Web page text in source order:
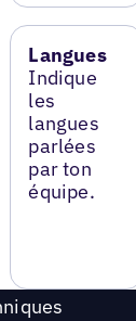
Langues
Indique
les
langues
parlées
par ton
équipe.